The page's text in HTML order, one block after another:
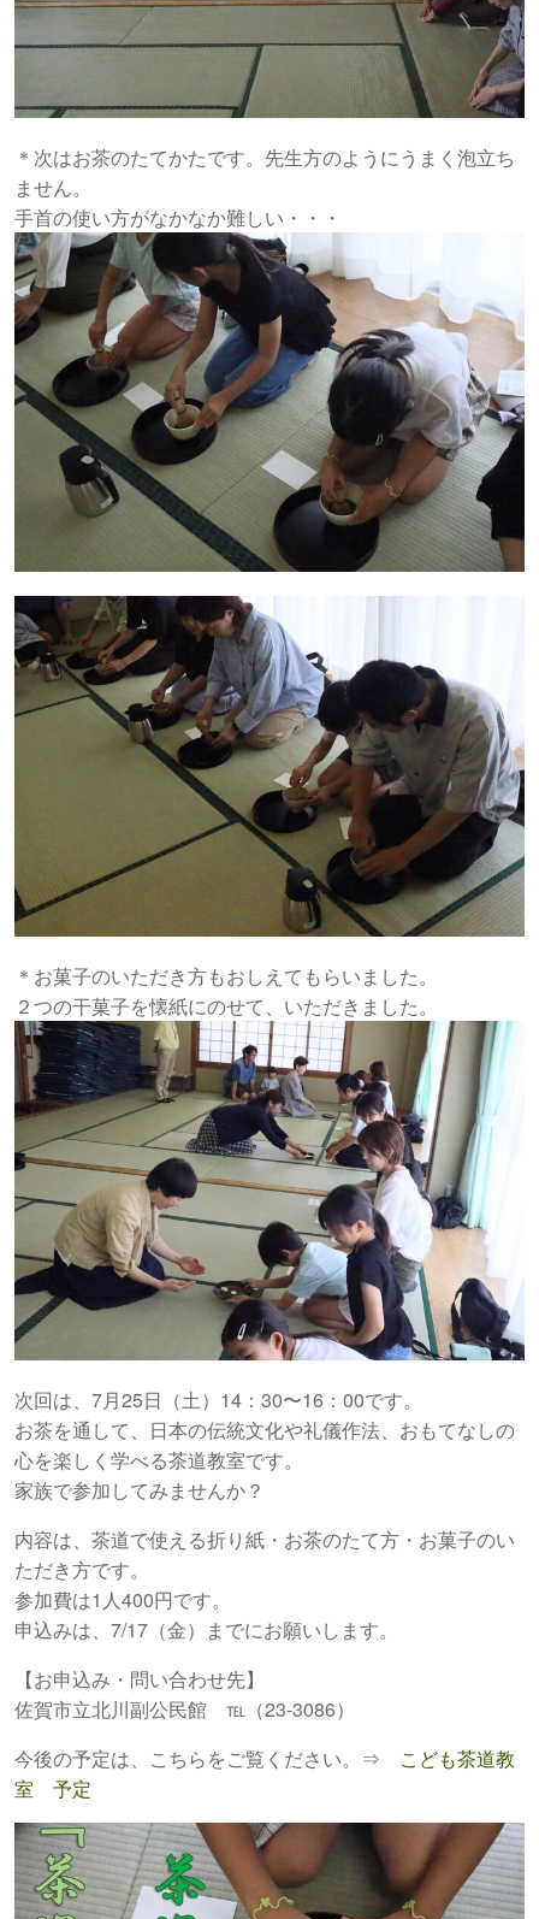
＊次はお茶のたてかたです。先生方のようにうまく泡立ち
ません。
手首の使い方がなかなか難しい・・・
＊お菓子のいただき方もおしえてもらいました。
２つの干菓子を懐紙にのせて、いただきました。
次回は、7月25日（土）14：30〜16：00です。
お茶を通して、日本の伝統文化や礼儀作法、おもてなしの
心を楽しく学べる茶道教室です。
家族で参加してみませんか？
内容は、茶道で使える折り紙・お茶のたて方・お菓子のい
ただき方です。
参加費は1人400円です。
申込みは、7/17（金）までにお願いします。
【お申込み・問い合わせ先】
佐賀市立北川副公民館 ℡（23-3086）
今後の予定は、こちらをご覧ください。⇒ こども茶道教
室 予定